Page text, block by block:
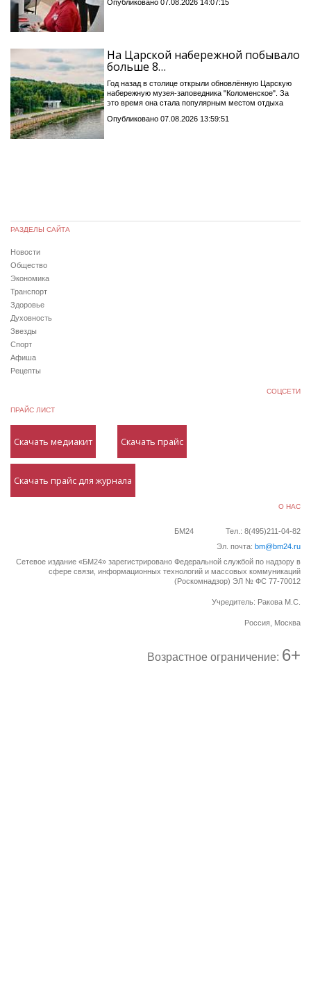
Опубликовано 07.08.2026 14:07:15
На Царской набережной побывало
больше 8…
Год назад в столице открыли обновлённую Царскую
набережную музея-заповедника "Коломенское". За
это время она стала популярным местом отдыха
Опубликовано 07.08.2026 13:59:51
РАЗДЕЛЫ САЙТА
Новости
Общество
Экономика
Транспорт
Здоровье
Духовность
Звезды
Спорт
Афиша
Рецепты
СОЦСЕТИ
ПРАЙС ЛИСТ
Скачать медиакит Скачать прайс
Скачать прайс для журнала
О НАС
БМ24
Тел.: 8(495)211-04-82
Эл. почта: bm@bm24.ru
Сетевое издание «БМ24» зарегистрировано Федеральной службой по надзору в
сфере связи, информационных технологий и массовых коммуникаций
(Роскомнадзор) ЭЛ № ФС 77-70012
Учредитель: Ракова М.С.
Россия, Москва
Возрастное ограничение: 6+